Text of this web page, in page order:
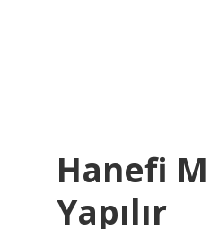
Hanefi
Yapılır